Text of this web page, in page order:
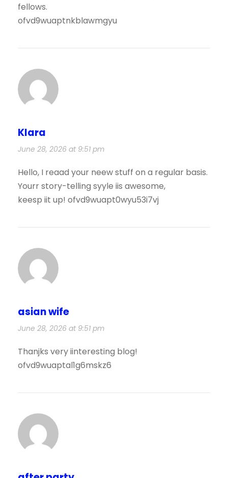
fellows.
ofvd9wuaptnkblawmgyu
Klara
June 28, 2026 at 9:51 pm
Hello, I reaad your neew stuff on a regular basis.
Yourr story-telling syyle iis awesome,
keesp iit up! ofvd9wuapt0wyu53i7vj
asian wife
June 28, 2026 at 9:51 pm
Thanjks very iinteresting blog!
ofvd9wuaptal1g6mskz6